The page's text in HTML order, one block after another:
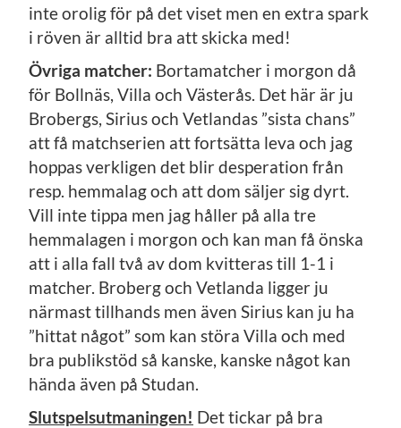
inte orolig för på det viset men en extra spark
i röven är alltid bra att skicka med!
Övriga matcher: Bortamatcher i morgon då
för Bollnäs, Villa och Västerås. Det här är ju
Brobergs, Sirius och Vetlandas ”sista chans”
att få matchserien att fortsätta leva och jag
hoppas verkligen det blir desperation från
resp. hemmalag och att dom säljer sig dyrt.
Vill inte tippa men jag håller på alla tre
hemmalagen i morgon och kan man få önska
att i alla fall två av dom kvitteras till 1-1 i
matcher. Broberg och Vetlanda ligger ju
närmast tillhands men även Sirius kan ju ha
”hittat något” som kan störa Villa och med
bra publikstöd så kanske, kanske något kan
hända även på Studan.
Slutspelsutmaningen! Det tickar på bra